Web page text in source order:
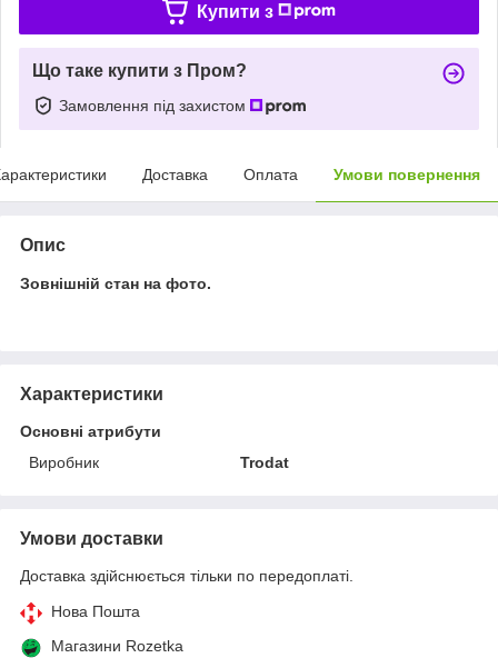
Купити з
Що таке купити з Пром?
Замовлення під захистом
Доставка Оплата Умови повернення
Опис
Зовнішній стан на фото.
Характеристики
Основні атрибути
Виробник
Trodat
Умови доставки
Доставка здійснюється тільки по передоплаті.
Нова Пошта
Магазини Rozetka